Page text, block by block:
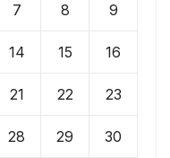
7 8 9
14 15 16
21 22 23
28 29 30